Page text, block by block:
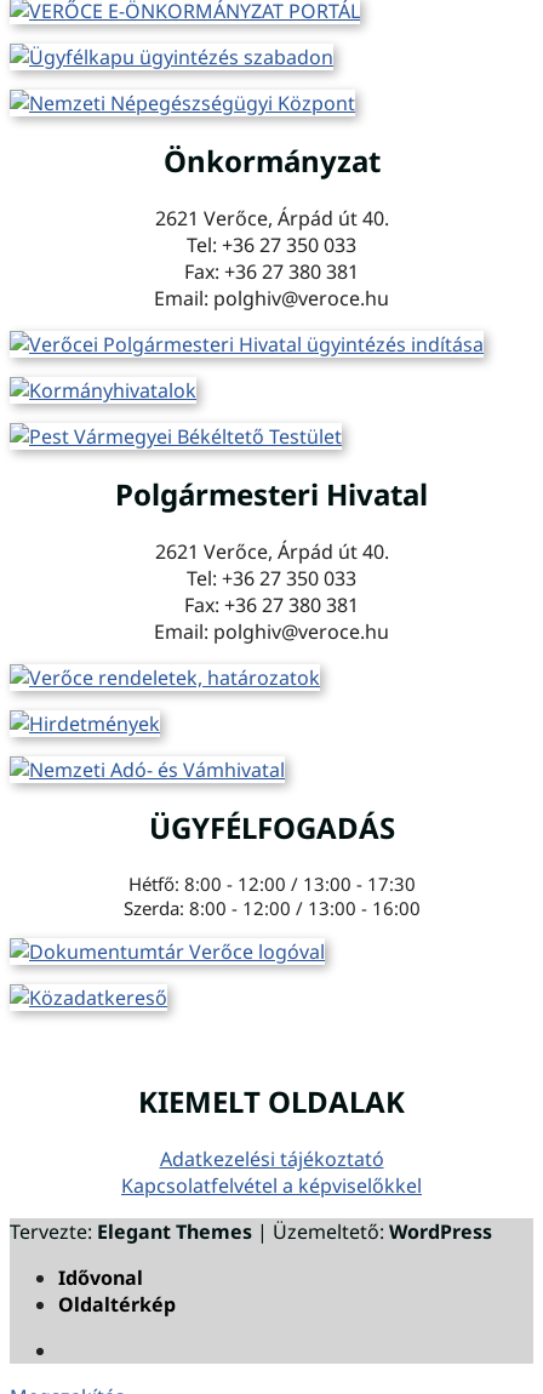
Önkormányzat
2621 Verőce, Árpád út 40.
Tel: +36 27 350 033
Fax: +36 27 380 381
Email: polghiv@veroce.hu
Polgármesteri Hivatal
2621 Verőce, Árpád út 40.
Tel: +36 27 350 033
Fax: +36 27 380 381
Email: polghiv@veroce.hu
ÜGYFÉLFOGADÁS
Hétfő: 8:00 - 12:00 / 13:00 - 17:30
Szerda: 8:00 - 12:00 / 13:00 - 16:00
KIEMELT OLDALAK
Adatkezelési tájékoztató
Kapcsolatfelvétel a képviselőkkel
Tervezte: Elegant Themes | Üzemeltető: WordPress
Idővonal
Oldaltérkép